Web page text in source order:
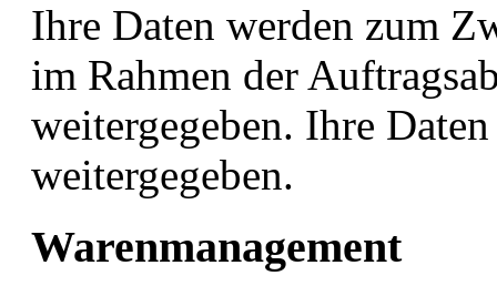
Ihre Daten werden zum
im Rahmen der
weitergegeben. Ihre
weitergegeben.
Warenmanagement